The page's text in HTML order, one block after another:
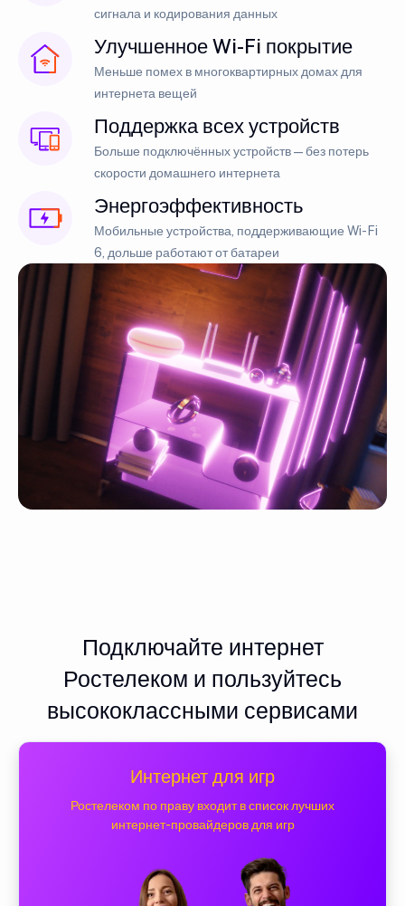
сигнала и кодирования данных
Улучшенное Wi-Fi покрытие
Меньше помех в многоквартирных домах для
интернета вещей
Поддержка всех устройств
Больше подключённых устройств — без потерь
скорости домашнего интернета
Энергоэффективность
Мобильные устройства, поддерживающие Wi-Fi
6, дольше работают от батареи
Подключайте интернет
Ростелеком и пользуйтесь
высококлассными сервисами
Интернет для игр
Ростелеком по праву входит в список лучших
интернет-провайдеров для игр